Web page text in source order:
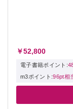
￥52,800
電子書籍ポイント:
m3ポイント:96pt相